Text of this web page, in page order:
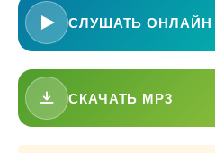
СЛУШАТЬ ОНЛАЙН
СКАЧАТЬ MP3